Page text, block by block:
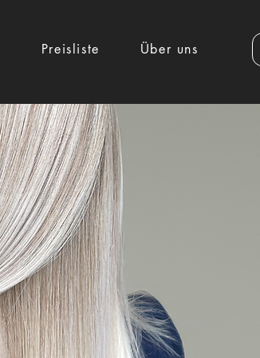
Preisliste Über uns